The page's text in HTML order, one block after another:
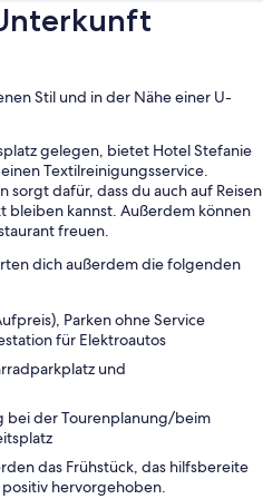
Stil und in der Nähe einer U-
gelegen, bietet Hotel Stefanie
Textilreinigungsservice.
sorgt dafür, dass du auch auf Reisen
bleiben kannst. Außerdem können
freuen.
dich außerdem die folgenden
Parken ohne Service
für Elektroautos
und
bei der Tourenplanung/beim
das Frühstück, das hilfsbereite
positiv hervorgehoben.